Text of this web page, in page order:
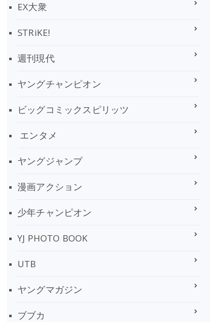
EX大衆
STRiKE!
週刊現代
ヤングチャンピオン
ビッグコミックスピリッツ
エンタメ
ヤングジャンプ
漫画アクション
少年チャンピオン
YJ PHOTO BOOK
UTB
ヤングマガジン
ブブカ